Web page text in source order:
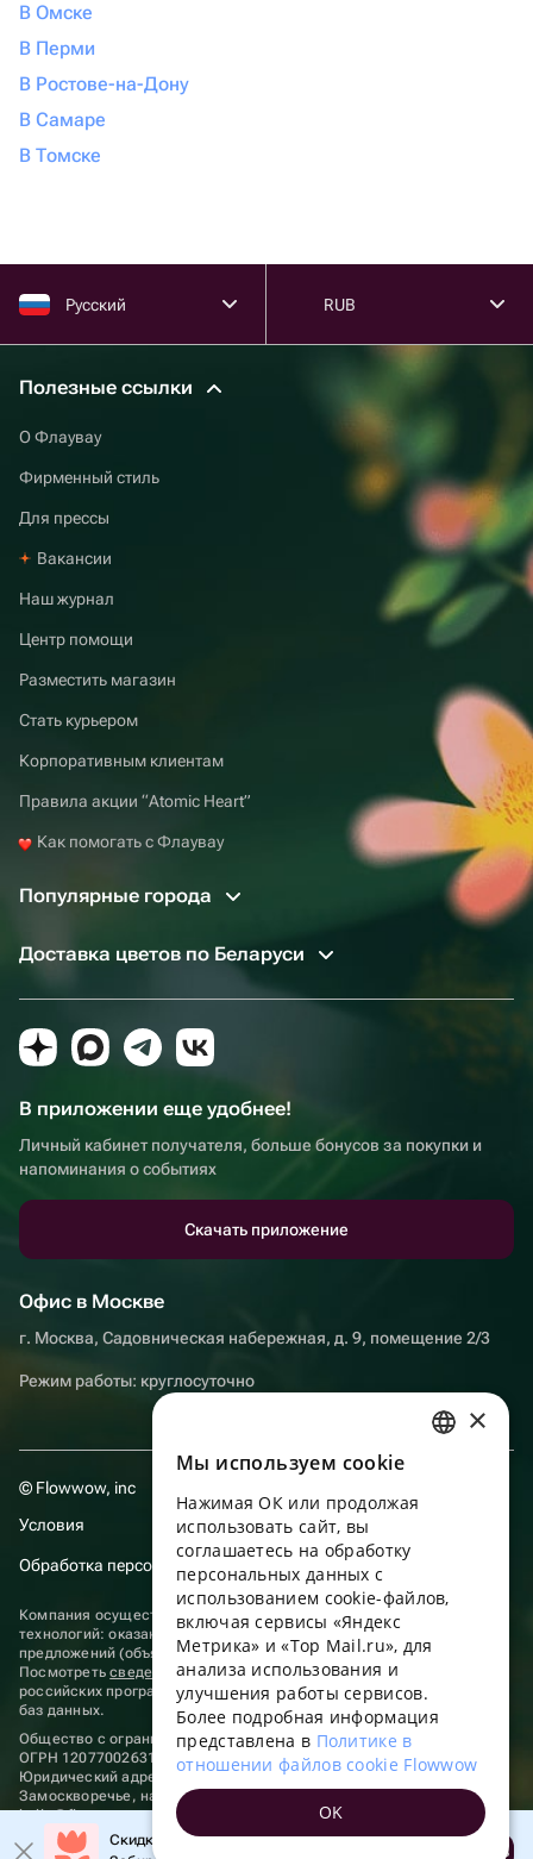
В Омске
В Перми
В Ростове-на-Дону
В Самаре
В Томске
Русский RUB
Полезные ссылки
О Флаувау
Фирменный стиль
Для прессы
Вакансии
Наш журнал
Центр помощи
Разместить магазин
Стать курьером
Корпоративным клиентам
Правила акции “Atomic Heart”
Как помогать с Флаувау
Популярные города
Доставка цветов по Беларуси
В приложении еще удобнее!
Личный кабинет получателя, больше бонусов за покупки и
напоминания о событиях
Скачать приложение
Офис в Москве
г. Москва, Садовническая набережная, д. 9, помещение 2/3
Режим работы: круглосуточно
© Flowwow, inc
Условия
Обработка персональных данных
Компания осуществляет деятельность в области информационных
технологий: оказание услуг в сети “Интернет” по размещению
предложений (объявлений) продавцов о реализации товаров.
Посмотретьсведения о программах, включенных в реестр
российских программ для электронных вычислительных машин и
баз данных.
Общество с ограниченной ответственностью «ФЛАУВАУ»
ОГРН 1207700263198, ИНН 9702020445
Юридический адрес: г. Москва, вн.тер. г. Муниципальный округ
Замоскворечье, наб. Садовническая, д. 9, помещ. 2/3.
hello@flowwow.com
8 800 555-16-15
Применяютсярекомендательные технологии
Скидка до 10% на первый заказ!
Открыть
ENGLISH
UKRAINIAN
PORTUGUESE
FRENCH
TURKISH
×
Мы используем сookie
Нажимая ОК или продолжая
использовать сайт, вы
соглашаетесь на обработку
персональных данных с
использованием cookie-файлов,
включая сервисы «Яндекс
Метрика» и «Top Mail.ru», для
анализа использования и
улучшения работы сервисов.
Более подробная информация
представлена в Политике в
отношении файлов cookie Flowwow
OK